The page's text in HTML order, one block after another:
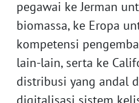
pegawai ke Jerman
biomassa, ke Eropa
kompetensi
lain-lain, serta ke
distribusi yang andal
JOGJA
WN
JATIM
WN